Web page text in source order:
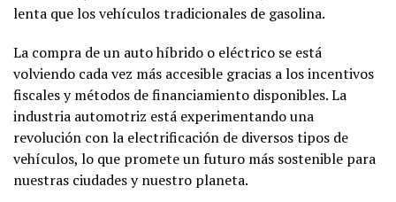
lenta que los vehículos tradicionales de gasolina.
La compra de un auto híbrido o eléctrico se está
volviendo cada vez más accesible gracias a los incentivos
fiscales y métodos de financiamiento disponibles. La
industria automotriz está experimentando una
revolución con la electrificación de diversos tipos de
vehículos, lo que promete un futuro más sostenible para
nuestras ciudades y nuestro planeta.